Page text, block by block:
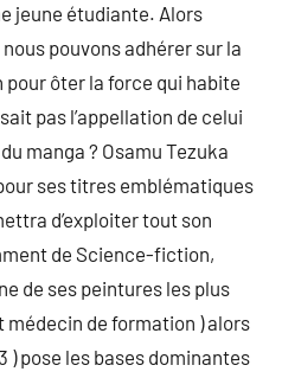
jeune étudiante. Alors
pouvons adhérer sur la
pour ôter la force qui habite
pas l’appellation de celui
manga ? Osamu Tezuka
ses titres emblématiques
d’exploiter tout son
de Science-fiction,
de ses peintures les plus
médecin de formation ) alors
) pose les bases dominantes